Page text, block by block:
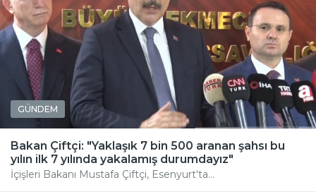
GÜNDEM
Bakan Çiftçi: "Yaklaşık 7 bin 500 aranan şahsı bu
yılın ilk 7 yılında yakalamış durumdayız"
İçişleri Bakanı Mustafa Çiftçi, Esenyurt'ta...